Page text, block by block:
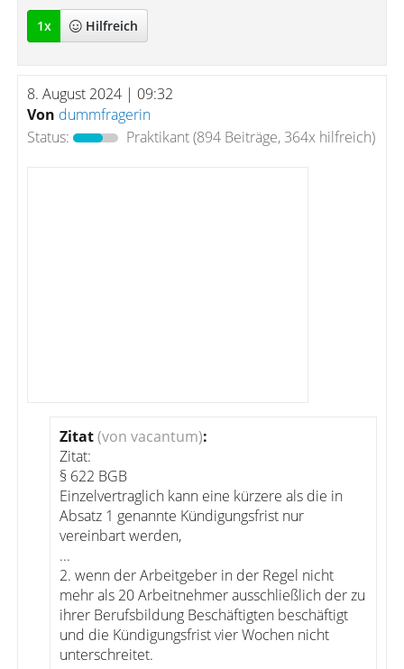
1x Hilfreich
8. August 2024 | 09:32
Von dummfragerin
Status:
Praktikant(894 Beiträge, 364x hilfreich)
Zitat(von vacantum):
Zitat:
§ 622 BGB
Einzelvertraglich kann eine kürzere als die in
Absatz 1 genannte Kündigungsfrist nur
vereinbart werden,
...
2. wenn der Arbeitgeber in der Regel nicht
mehr als 20 Arbeitnehmer ausschließlich der zu
ihrer Berufsbildung Beschäftigten beschäftigt
und die Kündigungsfrist vier Wochen nicht
unterschreitet.